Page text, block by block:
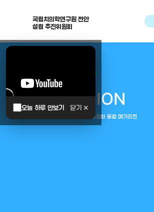
국립치의학연구원 천안
설립 추진위원회
오늘 하루 안보기 닫기 ✕
대한민국은 두번이나 약속하였습니다.
MEGAREGION
중부권 전체를 잇는 연구–임상–평가–사업화 융합 메가리전